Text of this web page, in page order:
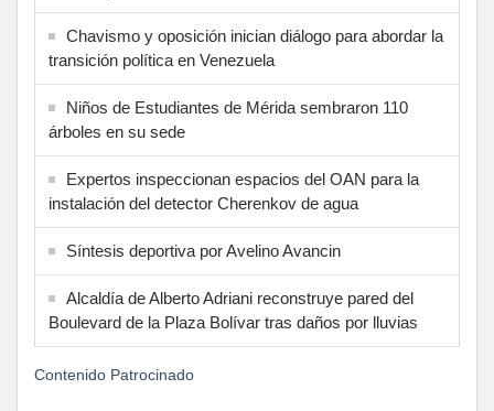
Chavismo y oposición inician diálogo para abordar la
transición política en Venezuela
Niños de Estudiantes de Mérida sembraron 110
árboles en su sede
Expertos inspeccionan espacios del OAN para la
instalación del detector Cherenkov de agua
Síntesis deportiva por Avelino Avancin
Alcaldía de Alberto Adriani reconstruye pared del
Boulevard de la Plaza Bolívar tras daños por lluvias
Contenido Patrocinado